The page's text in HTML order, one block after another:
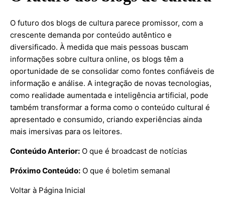
O futuro dos blogs de cultura parece promissor, com a
crescente demanda por conteúdo autêntico e
diversificado. À medida que mais pessoas buscam
informações sobre cultura online, os blogs têm a
oportunidade de se consolidar como fontes confiáveis de
informação e análise. A integração de novas tecnologias,
como realidade aumentada e inteligência artificial, pode
também transformar a forma como o conteúdo cultural é
apresentado e consumido, criando experiências ainda
mais imersivas para os leitores.
Conteúdo Anterior: O que é broadcast de notícias
Próximo Conteúdo: O que é boletim semanal
Voltar à Página Inicial